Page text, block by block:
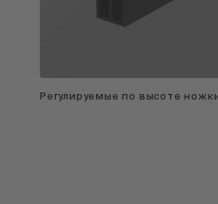
Регулируемые по высоте